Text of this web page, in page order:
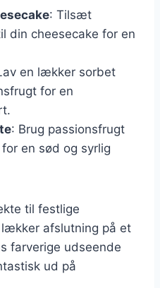
: Tilsæt
din cheesecake for en
en lækker sorbet
for en
: Brug passionsfrugt
en sød og syrlig
til festlige
afslutning på et
farverige udseende
ud på